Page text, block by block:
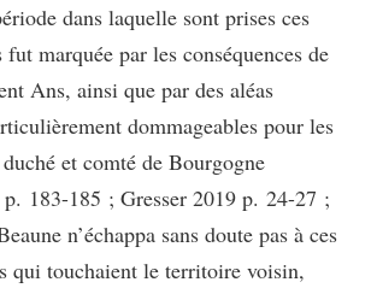
dans laquelle sont prises ces
marquée par les conséquences de
Ans, ainsi que par des aléas
dommageables pour les
et comté de Bourgogne
183-185 ; Gresser 2019 p. 24-27 ;
n’échappa sans doute pas à ces
qui touchaient le territoire voisin,